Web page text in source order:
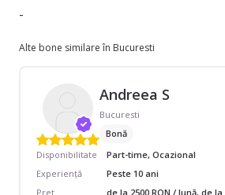
-
Alte bone similare în Bucuresti
Andreea S
Bucuresti
Bonă
Disponibilitate
Part-time, Ocazional
Experiență
Peste 10 ani
Preț
de la 2500 RON / lună, de la